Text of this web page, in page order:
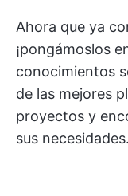
Ahora que ya
¡pongámoslos
conocimientos
de las mejores
proyectos y
sus